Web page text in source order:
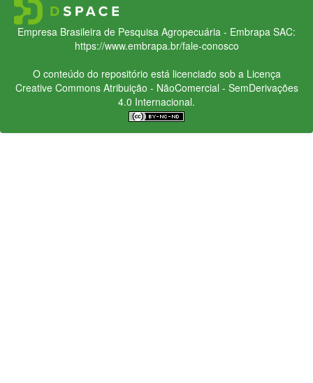
Empresa Brasileira de Pesquisa Agropecuária - Embrapa SAC:
https://www.embrapa.br/fale-conosco
O conteúdo do repositório está licenciado sob a Licença
Creative CommonsAtribuição - NãoComercial - SemDerivações
4.0 Internacional.